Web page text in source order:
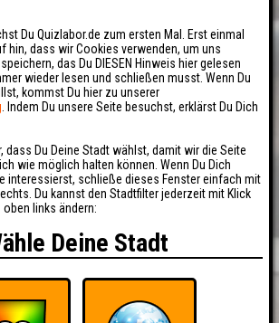
Du Quizlabor.de zum ersten Mal. Erst einmal
hin, dass wir Cookies verwenden, um uns
das Du DIESEN Hinweis hier gelesen
wieder lesen und schließen musst. Wenn Du
kommst Du hier zu unserer
. Indem Du unsere Seite besuchst, erklärst Du Dich
dass Du Deine Stadt wählst, damit wir die Seite
wie möglich halten können. Wenn Du Dich
interessierst, schließe dieses Fenster einfach mit
Du kannst den Stadtfilter jederzeit mit Klick
links ändern:
Deine Stadt